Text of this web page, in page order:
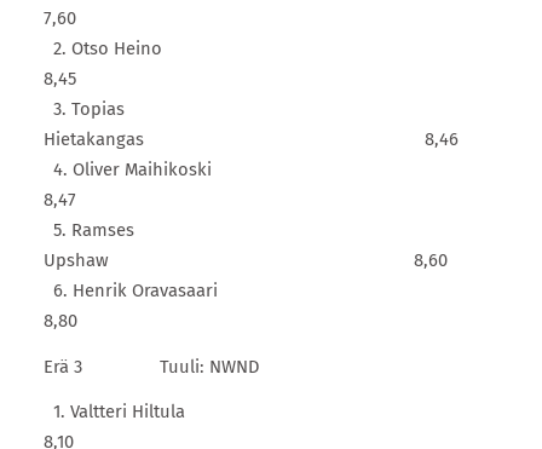
7,60
2. Otso Heino
8,45
3. Topias
Hietakangas 8,46
4. Oliver Maihikoski
8,47
5. Ramses
Upshaw 8,60
6. Henrik Oravasaari
8,80
Erä 3 Tuuli: NWND
1. Valtteri Hiltula
8,10